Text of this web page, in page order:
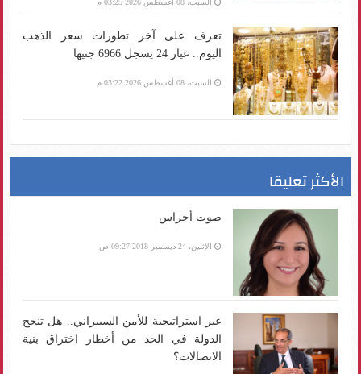
تعرف على آخر تطورات سعر الذهب
اليوم.. عيار 24 يسجل 6966 جنيها
السبت، 08 أغسطس 2026 03:22 م
الأكثر تعليقا
صوت أجراس
الإثنين، 24 ديسمبر 2018 09:27 ص
عبر استراتيجية للأمن السيبراني.. هل تنجح
الدولة في الحد من أخطار اختراق بنية
الاتصالات؟